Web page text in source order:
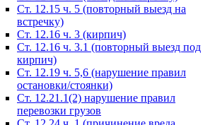
Ст. 12.15 ч. 5 (повторный выезд на
встречку)
Ст. 12.16 ч. 3 (кирпич)
Ст. 12.16 ч. 3.1 (повторный выезд под
кирпич)
Ст. 12.19 ч. 5,6 (нарушение правил
остановки/стоянки)
Ст. 12.21.1(2) нарушение правил
перевозки грузов